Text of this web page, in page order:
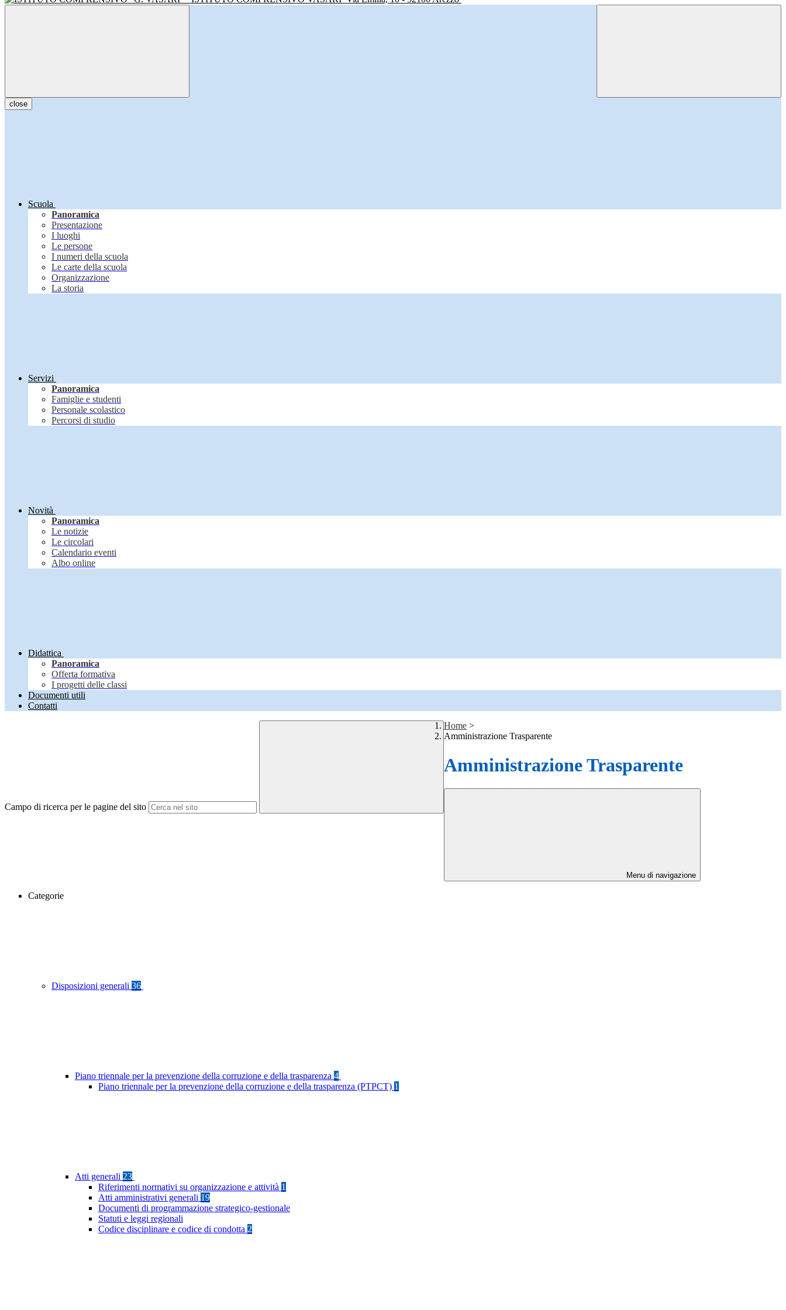
close
Scuola
Panoramica
Presentazione
I luoghi
Le persone
I numeri della scuola
Le carte della scuola
Organizzazione
La storia
Servizi
Panoramica
Famiglie e studenti
Personale scolastico
Percorsi di studio
Novità
Panoramica
Le notizie
Le circolari
Calendario eventi
Albo online
Didattica
Panoramica
Offerta formativa
I progetti delle classi
Documenti utili
Contatti
Campo di ricerca per le pagine del sito
Home >
Amministrazione Trasparente
Amministrazione Trasparente
Menu di navigazione
Categorie
Disposizioni generali 36
Piano triennale per la prevenzione della corruzione e della trasparenza 4
Piano triennale per la prevenzione della corruzione e della trasparenza (PTPCT) 1
Atti generali 23
Riferimenti normativi su organizzazione e attività 1
Atti amministrativi generali 19
Documenti di programmazione strategico-gestionale
Statuti e leggi regionali
Codice disciplinare e codice di condotta 2